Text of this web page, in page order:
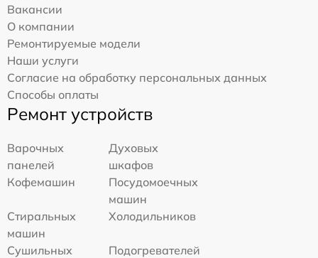
Вакансии
О компании
Ремонтируемые модели
Наши услуги
Согласие на обработку персональных данных
Способы оплаты
Ремонт устройств
Варочных
панелей
Духовых
шкафов
Кофемашин
Посудомоечных
машин
Стиральных
машин
Холодильников
Сушильных
Подогревателей